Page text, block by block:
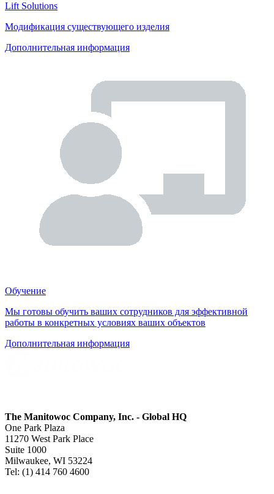
Lift Solutions
Модификация существующего изделия
Дополнительная информация
Обучение
Мы готовы обучить ваших сотрудников для эффективной
работы в конкретных условиях ваших объектов
Дополнительная информация
The Manitowoc Company, Inc. - Global HQ
One Park Plaza
11270 West Park Place
Suite 1000
Milwaukee, WI 53224
Tel: (1) 414 760 4600